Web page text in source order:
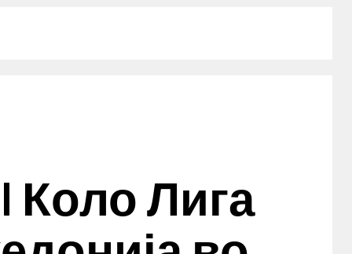
Коло Лига